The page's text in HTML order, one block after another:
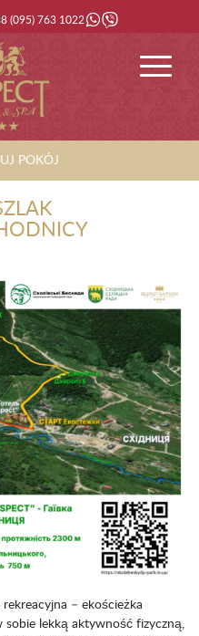
(095) 763 1022
POKÓJ
– ekościeżka
sobie lekką aktywność fizyczną,